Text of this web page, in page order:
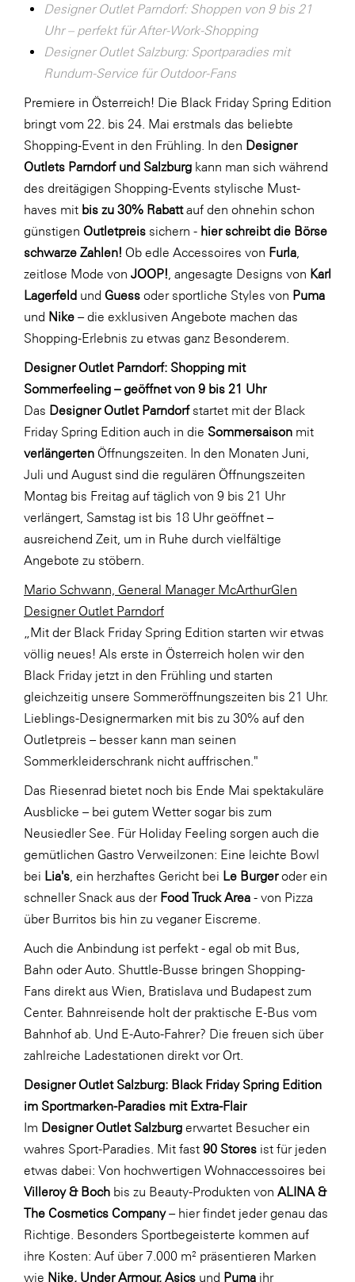
GBV - Verband gemeinnütziger
Bauvereinigungen
Getzner Werkstoffe
Heimat Österreich
ikp
Johnson & Johnson
JELD-WEN DANA
kosaplaner
LAT Nitrogen
Libro
Lidl Österreich
Die Menü-Manufaktur
MTH Retail Group
OMV
OptimaMed
PAGRO
PHH Rechtsanwält:innen
Primark
Salesforce
sebamed
SeneCura
SERVICE&MORE
SKINUANCE®
Somfy
Sony DADC
SPIEGLTEC
STIHL Tirol
Trend Micro
TAG GmbH
VALETTA
Verband Druck Medien Österreich
Wirtschaftskammer Salzburg
WKS Fachgruppe Fahrzeughandel und
Fahrzeugtechnik
WKS Fachgruppe Finanzdienstleister
WK UBIT
Zühlke
Media
Designer Outlet Parndorf: Shoppen von 9 bis 21
Uhr – perfekt für After-Work-Shopping
Designer Outlet Salzburg: Sportparadies mit
Rundum-Service für Outdoor-Fans
Premiere in Österreich! Die Black Friday Spring Edition
bringt vom 22. bis 24. Mai erstmals das beliebte
Shopping-Event in den Frühling. In den Designer
Outlets Parndorf und Salzburg kann man sich während
des dreitägigen Shopping-Events stylische Must-
haves mit bis zu 30% Rabattauf den ohnehin schon
günstigen Outletpreis sichern - hier schreibt die Börse
schwarze Zahlen! Ob edle Accessoires von Furla
zeitlose Mode von JOOP! , angesagte Designs von Karl
Lagerfeld und Guess oder sportliche Styles von Puma
und Nike – die exklusiven Angebote machen das
Shopping-Erlebnis zu etwas ganz Besonderem.
Designer Outlet Parndorf: Shopping mit
Sommerfeeling – geöffnet von 9 bis 21 Uhr
Das Designer Outlet Parndorfstartet mit der Black
Friday Spring Edition auch in die Sommersaison mit
verlängerten Öffnungszeiten. In den Monaten Juni,
Juli und August sind die regulären Öffnungszeiten
Montag bis Freitag auf täglich von 9 bis 21 Uhr
verlängert, Samstag ist bis 18 Uhr geöffnet –
ausreichend Zeit, um in Ruhe durch vielfältige
Angebote zu stöbern.
Mario Schwann, General Manager McArthurGlen
Designer Outlet Parndorf
„Mit der Black Friday Spring Edition starten wir etwas
völlig neues! Als erste in Österreich holen wir den
Black Friday jetzt in den Frühling und starten
gleichzeitig unsere Sommeröffnungszeiten bis 21 Uhr.
Lieblings-Designermarken mit bis zu 30% auf den
Outletpreis – besser kann man seinen
Sommerkleiderschrank nicht auffrischen."
Das Riesenrad bietet noch bis Ende Mai spektakuläre
Ausblicke – bei gutem Wetter sogar bis zum
Neusiedler See. Für Holiday Feeling sorgen auch die
gemütlichen Gastro Verweilzonen: Eine leichte Bowl
bei Lia's , ein herzhaftes Gericht bei Le Burgeroder ein
schneller Snack aus der Food Truck Area - von Pizza
über Burritos bis hin zu veganer Eiscreme.
Auch die Anbindung ist perfekt - egal ob mit Bus,
Bahn oder Auto. Shuttle-Busse bringen Shopping-
Fans direkt aus Wien, Bratislava und Budapest zum
Center. Bahnreisende holt der praktische E-Bus vom
Bahnhof ab. Und E-Auto-Fahrer? Die freuen sich über
zahlreiche Ladestationen direkt vor Ort.
Designer Outlet Salzburg: Black Friday Spring Edition
im Sportmarken-Paradies mit Extra-Flair
Im Designer Outlet Salzburg erwartet Besucher ein
wahres Sport-Paradies. Mit fast 90 Stores ist für jeden
etwas dabei: Von hochwertigen Wohnaccessoires bei
Villeroy & Boch bis zu Beauty-Produkten von ALINA &
The Cosmetics Company– hier findet jeder genau das
Richtige. Besonders Sportbegeisterte kommen auf
ihre Kosten: Auf über 7.000 m² präsentieren Marken
wie Nike, Under Armour, Asics und Puma ihr